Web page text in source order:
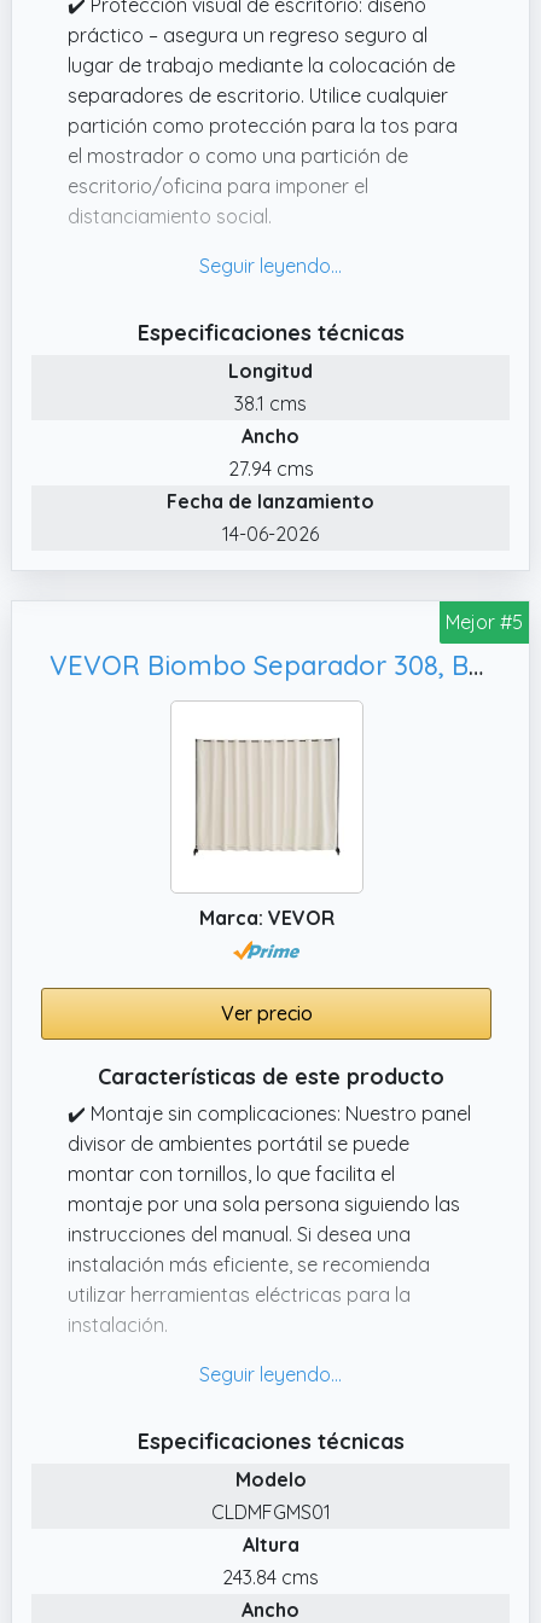
partición con mayor firmeza para evitar que
la partición se deslice.
práctico – asegura un regreso seguro al
lugar de trabajo mediante la colocación de
separadores de escritorio. Utilice cualquier
partición como protección para la tos para
el mostrador o como una partición de
escritorio/oficina para imponer el
distanciamiento social.
aumentar su productividad es ocultar las
están ahí para ti
✔️ Tabique de oficina: protección de la
privacidad: los separadores de escritorio son
ideales para dividir espacios de trabajo
abiertos y limitar las distracciones, lo que te
permite estar con tus compañeros mientras
disfrutas de los tuyos.
redondo, lo protege de lesiones
Especificaciones técnicas
Longitud
38.1 cms
Ancho
27.94 cms
Fecha de lanzamiento
14-06-2026
Mejor #5
VEVOR Biombo Separador 308, Beige
Marca: VEVOR
Ver precio
Características de este producto
✔️ Montaje sin complicaciones: Nuestro panel
divisor de ambientes portátil se puede
montar con tornillos, lo que facilita el
montaje por una sola persona siguiendo las
instrucciones del manual. Si desea una
instalación más eficiente, se recomienda
utilizar herramientas eléctricas para la
instalación.
divisor para separar habitaciones está
revestimiento de PA. Proporciona protección
de la privacidad, es impermeable y bloquea
✔️ Perfecto para cualquier habitación:
Nuestro biombo se puede utilizar en diversos
entornos, como dormitorios, salas de estar,
Especificaciones técnicas
Modelo
CLDMFGMS01
Altura
243.84 cms
Ancho